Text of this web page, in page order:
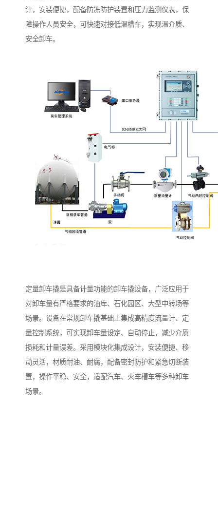
计，安装便捷，配备防冻防护装置和压力监测仪表，保
障操作人员安全，可快速对接低温槽车，实现温介质、
安全卸车。
定量卸车撬是具备计量功能的卸车撬设备，广泛应用于
对卸车量有严格要求的油库、石化园区、大型中转场等
场景。设备在常规卸车撬基础上集成高精度流量计、定
量控制系统，可实现卸车量设定、自动停止，减少介质
损耗和计量误差。采用模块化集成设计，安装便捷、移
动灵活，材质耐油、耐腐，配备密封防护和紧急切断装
置，操作平稳、安全，适配汽车、火车槽车等多种卸车
场景。